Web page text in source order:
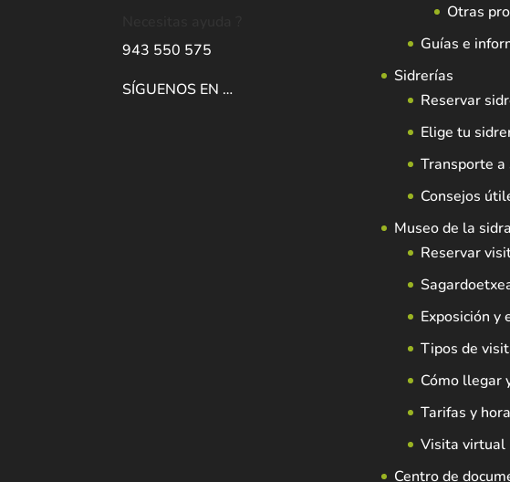
943 550 575
SÍGUENOS EN …
Otras
Guías e
Sidrerías
Reservar
Elige tu
Transporte a
Consejos
Museo de la sidra
Reservar
Exposición y
Tipos de
Cómo llegar
Tarifas y
Visita virtual
Centro de